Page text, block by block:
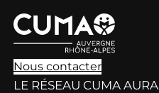
Nous contacter
LE RÉSEAU CUMA AURA